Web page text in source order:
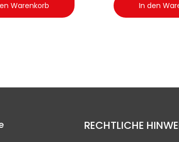
Warenkorb In den
RECHTLICHE